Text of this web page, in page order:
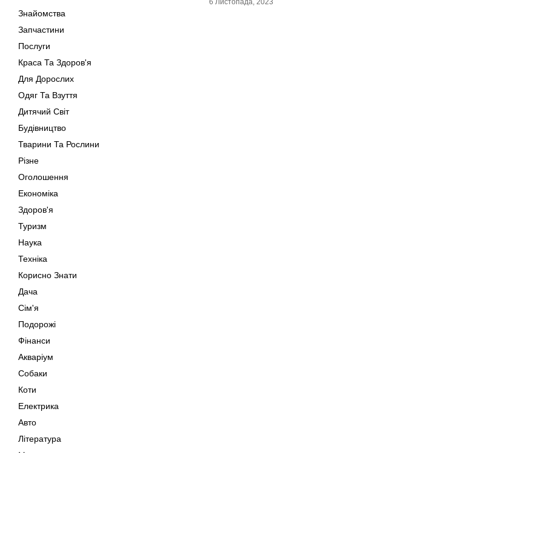
Знайомства
Запчастини
Послуги
Краса Та Здоров'я
Для Дорослих
Одяг Та Взуття
Дитячий Світ
Будівництво
Тварини Та Рослини
Різне
Оголошення
Економіка
Здоров'я
Туризм
Наука
Техніка
Корисно Знати
Дача
Сім'я
Подорожі
Фінанси
Акваріум
Собаки
Коти
Електрика
Авто
Література
Музика
6 Листопада, 2023